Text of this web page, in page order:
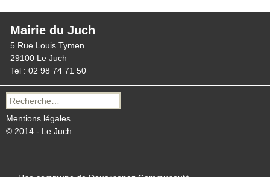
Mairie du Juch
5 Rue Louis Tymen
29100 Le Juch
Tel : 02 98 74 71 50
Recherche
pour :
Mentions légales
© 2014 - Le Juch